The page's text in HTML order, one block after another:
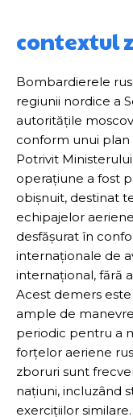
contextul
Bombardierele
regiunii nordice a
autoritățile
conform unui plan
Potrivit
operațiune a fost
obișnuit, destinat
echipajelor
desfășurat în
internaționale de
internațional, fără
Acest demers
ample de
periodic pentru a
forțelor aeriene
zboruri sunt
națiuni, incluzând
exercițiilor similare.